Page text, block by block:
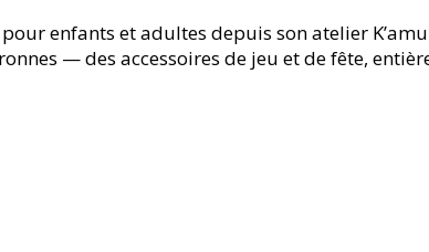
enfants et adultes depuis son atelier
— des accessoires de jeu et de fête,